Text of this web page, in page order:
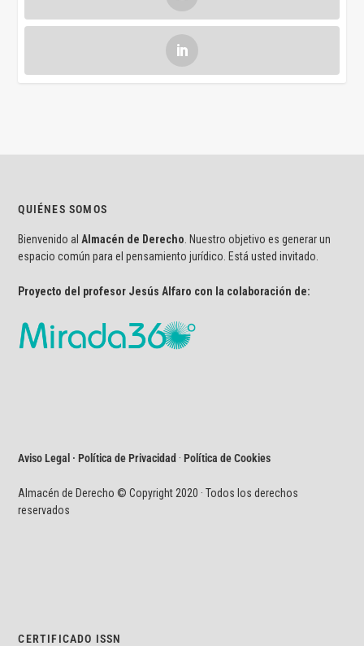
QUIÉNES SOMOS
Bienvenido al Almacén de Derecho . Nuestro objetivo es generar un
espacio común para el pensamiento jurídico. Está usted invitado.
Proyecto del profesor Jesús Alfaro con la colaboración de:
Aviso Legal · Política de Privacidad ·Política de Cookies
Almacén de Derecho © Copyright 2020 · Todos los derechos
reservados
CERTIFICADO ISSN